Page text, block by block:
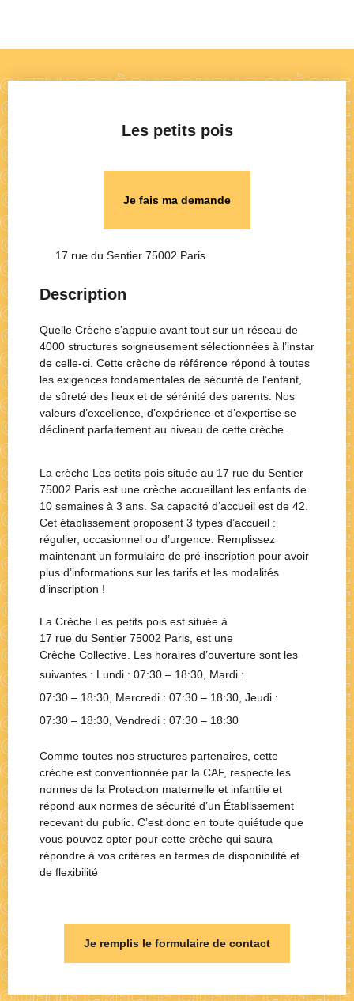
Les petits pois
Je fais ma demande
17 rue du Sentier 75002 Paris
Description
Quelle Crèche s’appuie avant tout sur un réseau de
4000 structures soigneusement sélectionnées à l’instar
de celle-ci. Cette crèche de référence répond à toutes
les exigences fondamentales de sécurité de l’enfant,
de sûreté des lieux et de sérénité des parents. Nos
valeurs d’excellence, d’expérience et d’expertise se
déclinent parfaitement au niveau de cette crèche.
La crèche Les petits pois située au 17 rue du Sentier
75002 Paris est une crèche accueillant les enfants de
10 semaines à 3 ans. Sa capacité d’accueil est de 42.
Cet établissement proposent 3 types d’accueil :
régulier, occasionnel ou d’urgence. Remplissez
maintenant un formulaire de pré-inscription pour avoir
plus d’informations sur les tarifs et les modalités
d’inscription !
La Crèche Les petits pois est située à
17 rue du Sentier 75002 Paris , est une
Crèche Collective . Les horaires d’ouverture sont les
suivantes : Lundi : 07:30 – 18:30 , Mardi :
07:30 – 18:30 , Mercredi : 07:30 – 18:30 , Jeudi :
07:30 – 18:30 , Vendredi : 07:30 – 18:30
Comme toutes nos structures partenaires, cette
crèche est conventionnée par la CAF, respecte les
normes de la Protection maternelle et infantile et
répond aux normes de sécurité d’un Établissement
recevant du public. C’est donc en toute quiétude que
vous pouvez opter pour cette crèche qui saura
répondre à vos critères en termes de disponibilité et
de flexibilité
Je remplis le formulaire de contact